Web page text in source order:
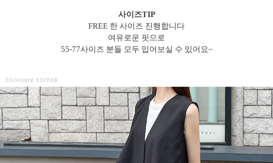
사이즈TIP
FREE 한 사이즈 진행합니다
여유로운 핏으로
55-77사이즈 분들 모두 입어보실 수 있어요~